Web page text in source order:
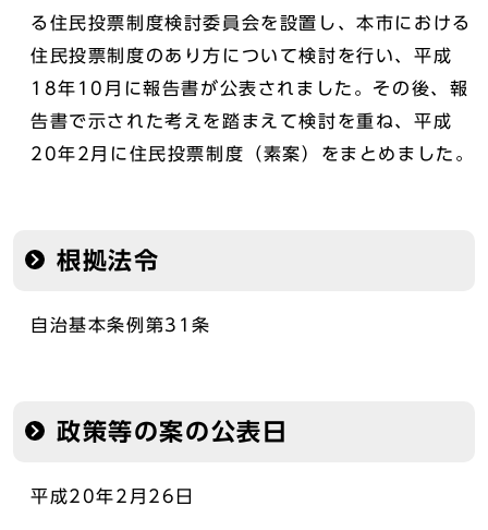
る住民投票制度検討委員会を設置し、本市における
住民投票制度のあり方について検討を行い、平成
18年10月に報告書が公表されました。その後、報
告書で示された考えを踏まえて検討を重ね、平成
20年2月に住民投票制度（素案）をまとめました。
根拠法令
自治基本条例第31条
政策等の案の公表日
平成20年2月26日